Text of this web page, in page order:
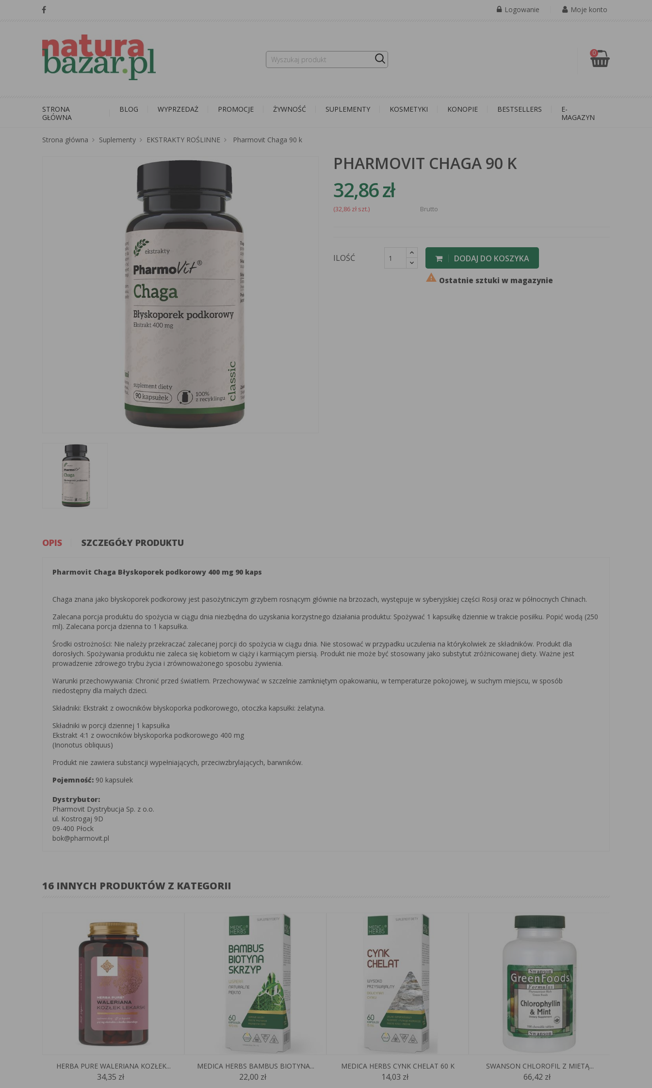
Logowanie Moje konto
0
STRONA
GŁÓWNA
BLOG WYPRZEDAŻ PROMOCJE ŻYWNOŚĆ SUPLEMENTY KOSMETYKI KONOPIE BESTSELLERS
E-
MAGAZYN
Strona główna Suplementy EKSTRAKTY ROŚLINNE Pharmovit Chaga 90 k
PHARMOVIT CHAGA 90 K
32,86 zł
(32,86 zł szt.) Brutto
ILOŚĆ DODAJ DO KOSZYKA
 Ostatnie sztuki w magazynie
OPIS SZCZEGÓŁY PRODUKTU
Pharmovit Chaga Błyskoporek podkorowy 400 mg 90 kaps
Chaga znana jako błyskoporek podkorowy jest pasożytniczym grzybem rosnącym głównie na brzozach, występuje w syberyjskiej części Rosji oraz w północnych Chinach.
Zalecana porcja produktu do spożycia w ciągu dnia niezbędna do uzyskania korzystnego działania produktu: Spożywać 1 kapsułkę dziennie w trakcie posiłku. Popić wodą (250
ml). Zalecana porcja dzienna to 1 kapsułka.
Środki ostrożności: Nie należy przekraczać zalecanej porcji do spożycia w ciągu dnia. Nie stosować w przypadku uczulenia na którykolwiek ze składników. Produkt dla
dorosłych. Spożywania produktu nie zaleca się kobietom w ciąży i karmiącym piersią. Produkt nie może być stosowany jako substytut zróżnicowanej diety. Ważne jest
prowadzenie zdrowego trybu życia i zrównoważonego sposobu żywienia.
Warunki przechowywania: Chronić przed światłem. Przechowywać w szczelnie zamkniętym opakowaniu, w temperaturze pokojowej, w suchym miejscu, w sposób
niedostępny dla małych dzieci.
Składniki: Ekstrakt z owocników błyskoporka podkorowego, otoczka kapsułki: żelatyna.
Składniki w porcji dziennej 1 kapsułka
Ekstrakt 4:1 z owocników błyskoporka podkorowego 400 mg
(Inonotus obliquus)
Produkt nie zawiera substancji wypełniających, przeciwzbrylających, barwników.
Pojemność: 90 kapsułek
Dystrybutor:
Pharmovit Dystrybucja Sp. z o.o.
ul. Kostrogaj 9D
09-400 Płock
bok@pharmovit.pl
16 INNYCH PRODUKTÓW Z KATEGORII
HERBA PURE WALERIANA KOZŁEK...
34,35 zł
MEDICA HERBS BAMBUS BIOTYNA...
22,00 zł
MEDICA HERBS CYNK CHELAT 60 K
14,03 zł
SWANSON CHLOROFIL Z MIETĄ...
66,42 zł